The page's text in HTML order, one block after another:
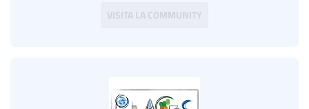
VISITA LA COMMUNITY